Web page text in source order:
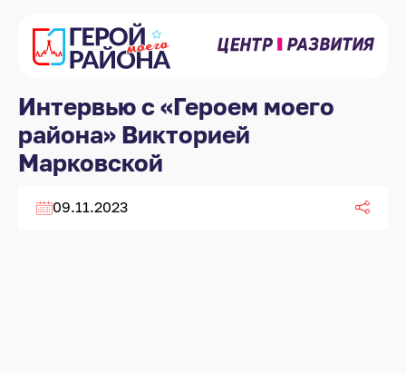
Интервью с «Героем моего
района» Викторией
Марковской
09.11.2023